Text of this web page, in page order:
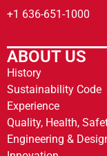
+1 636-651-1000
ABOUT US
History
Sustainability Code
Experience
Quality, Health,
Engineering &